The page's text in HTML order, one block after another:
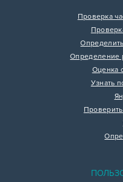
Проверка
Определение
Оценка
Узнать